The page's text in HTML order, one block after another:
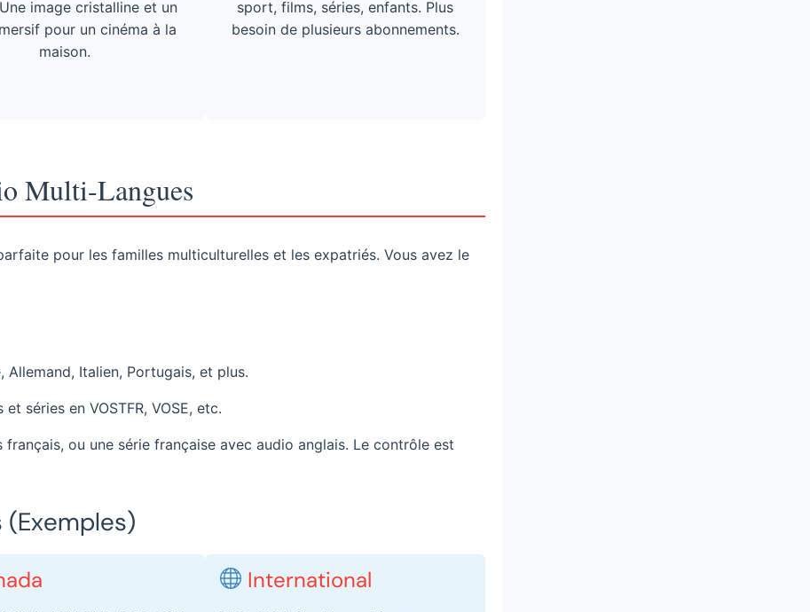
image cristalline et un
pour un cinéma à la
maison.
sport, films, séries, enfants. Plus
besoin de plusieurs abonnements.
Multi-Langues
pour les familles multiculturelles et les expatriés. Vous avez le
Allemand, Italien, Portugais, et plus.
séries en VOSTFR, VOSE, etc.
ou une série française avec audio anglais. Le contrôle est
(Exemples)
International